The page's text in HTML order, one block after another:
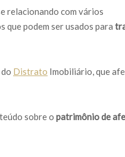
relacionando com vários
que podem ser usados para
Distrato Imobiliário, que
sobre o patrimônio de